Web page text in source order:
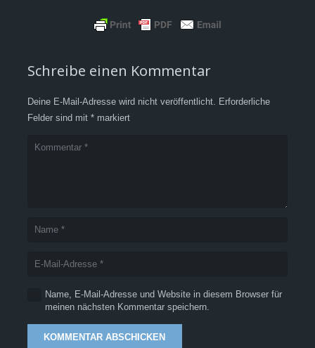
Schreibe einen Kommentar
Deine E-Mail-Adresse wird nicht veröffentlicht. Erforderliche
Felder sind mit * markiert
Name, E-Mail-Adresse und Website in diesem Browser für
meinen nächsten Kommentar speichern.
KOMMENTAR ABSCHICKEN